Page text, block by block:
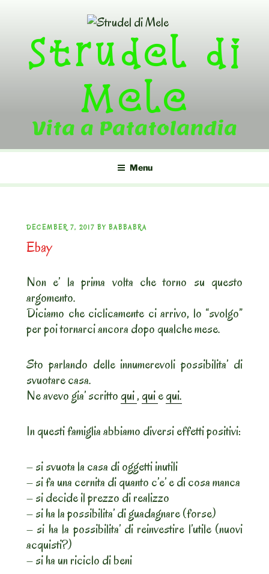
contentStrudel di
Mele
Vita a Patatolandia
Menu
POSTED
ON
DECEMBER 7, 2017 BY BABBABRA
Ebay
Non e’ la prima volta che torno su questo
argomento.
Diciamo che ciclicamente ci arrivo, lo “svolgo”
per poi tornarci ancora dopo qualche mese.
Sto parlando delle innumerevoli possibilita’ di
svuotare casa.
Ne avevo gia’ scritto qui, quiequi.
In questi famiglia abbiamo diversi effetti positivi:
– si svuota la casa di oggetti inutili
– si fa una cernita di quanto c’e’ e di cosa manca
– si decide il prezzo di realizzo
– si ha la possibilita’ di guadagnare (forse)
– si ha la possibilita’ di reinvestire l’utile (nuovi
acquisti?)
– si ha un riciclo di beni